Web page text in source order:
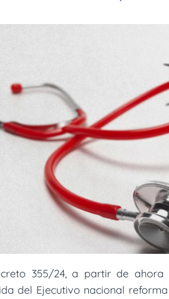
355/24, a partir de
del Ejecutivo nacional